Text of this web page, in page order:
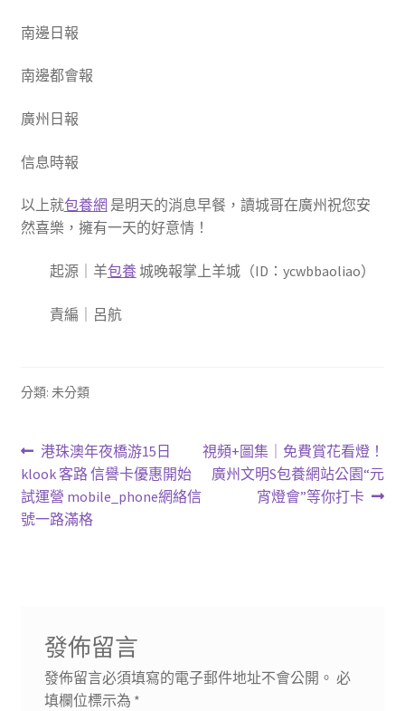
南邊日報
南邊都會報
廣州日報
信息時報
以上就包養網 是明天的消息早餐，讀城哥在廣州祝您安
然喜樂，擁有一天的好意情！
起源｜羊包養城晚報掌上羊城（ID：ycwbbaoliao）
責編｜呂航
分類: 未分類
文
章
導
上
一
篇
文
港珠澳年夜橋游15日
klook 客路 信譽卡優惠開始
試運營 mobile_phone網絡信
號一路滿格
下
一
視頻+圖集｜免費賞花看燈！
廣州文明S包養網站公園“元
宵燈會”等你打卡
發佈留言
發佈留言必須填寫的電子郵件地址不會公開。 必
填欄位標示為 *